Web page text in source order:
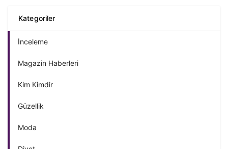
Kategoriler
İnceleme
Magazin Haberleri
Kim Kimdir
Güzellik
Moda